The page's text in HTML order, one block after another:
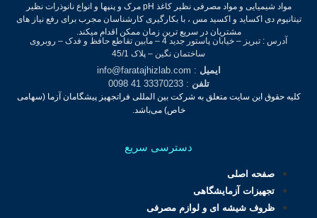
مواد شیمیایی و مواد مصرفی نظیر کاغذ pH مرک و پنپها و انواع نانوذرات نظیر
تیتانیوم دی اکساید و اکسید مس ، با بکارگیری کارشناسان مجرب برای رفع نیاز های
مشتریان در سریع ترین زمان ممکن اقدام میکند.
آدرس : تبریز – خیابان پاستور جدید 4 – مابین تقاطع حافظ و فدک – روبروی
ساختمان نگین – پلاک 45/1
ایمیل: info@faratajhizlab.com
تلفن: 33370233 41 0098
کلیه حقوق این سایت متعلق به شرکت بین المللی فراتجهیز پیشگامان آزما (سهامی
خاص) می‌باشد.
دسترسی سریع
صفحه اصلی
تجهیزات آزمایشگاهی
ظروف شیشه ای و لوازم مصرفی